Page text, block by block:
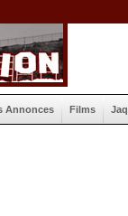
Annonces Films